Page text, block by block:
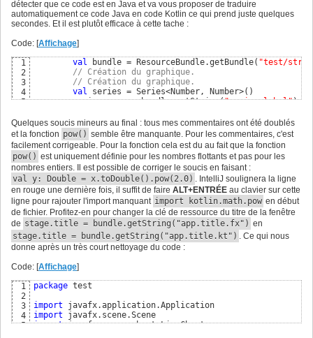
détecter que ce code est en Java et va vous proposer de traduire
automatiquement ce code Java en code Kotlin ce qui prend juste quelques
secondes. Et il est plutôt efficace à cette tache :
Code: [Affichage]
1
2
3
4
5
7
8
9
10
11
12
13
14
15
16
17
18
19
20
22
23
24
25
26
27
28
val bundle = ResourceBundle.getBundle( "test/
// Création du graphique.
// Création du graphique.
val series = Series<Number, Number>( )
        series.name = bundle.getString
("series.label")
            .forEach
{ x: Int ->
val y: Double = x.pow( 2.0)
val
data = XYChart.Data<Number, Number>
                series.
data.add(data)
}
val xAxis = NumberAxis (0.0, 10.0, 5.0
        xAxis.label = bundle.getString
( "xaxis.label")
val yAxis = NumberAxis(0.0, 100.0, 10.0)
        yAxis.label = bundle.getString
("yaxis.label")
val chart = LineChart(xAxis, yAxis)
        chart.
data.add(series)
// Mise en place de la scène.
// Mise en place de la scène.
val root = StackPane()
val
// Gestion des CSS.
            .map
{ obj: URL -> obj.toExternalForm
            .ifPresent
{ e:
? ->
// Gestion de la fenêtre.
Quelques soucis mineurs au final : tous mes commentaires ont été doublés
et la fonction pow() semble être manquante. Pour les commentaires, c'est
facilement corrigeable. Pour la fonction cela est du au fait que la fonction
pow() est uniquement définie pour les nombres flottants et pas pour les
nombres entiers. Il est possible de corriger le soucis en faisant :
val y: Double = x.toDouble().pow(2.0) . IntelliJ soulignera la ligne
en rouge une dernière fois, il suffit de faire ALT+ENTRÉE au clavier sur cette
ligne pour rajouter l'import manquant import kotlin.math.pow en début
de fichier. Profitez-en pour changer la clé de ressource du titre de la fenêtre
de stage.title = bundle.getString("app.title.fx") en
stage.title = bundle.getString("app.title.kt") . Ce qui nous
donne après un très court nettoyage du code :
Code: [Affichage]
1
2
3
4
5
package test
import
import
import